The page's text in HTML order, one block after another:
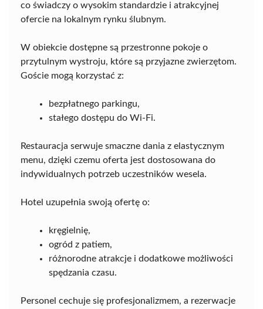
co świadczy o wysokim standardzie i atrakcyjnej
ofercie na lokalnym rynku ślubnym.
W obiekcie dostępne są przestronne pokoje o
przytulnym wystroju, które są przyjazne zwierzętom.
Goście mogą korzystać z:
bezpłatnego parkingu,
stałego dostępu do Wi-Fi.
Restauracja serwuje smaczne dania z elastycznym
menu, dzięki czemu oferta jest dostosowana do
indywidualnych potrzeb uczestników wesela.
Hotel uzupełnia swoją ofertę o:
kręgielnię,
ogród z patiem,
różnorodne atrakcje i dodatkowe możliwości
spędzania czasu.
Personel cechuje się profesjonalizmem, a rezerwacje